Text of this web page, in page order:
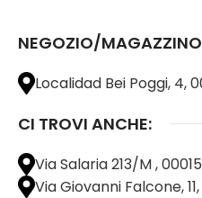
NEGOZIO/
Localidad Bei Poggi, 4,
CI TROVI ANCHE:
Via Salaria 213/M ,
Via Giovanni Falcone,